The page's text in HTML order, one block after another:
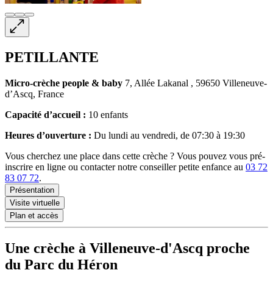
PETILLANTE
Micro-crèche people & baby 7, Allée Lakanal , 59650 Villeneuve-
d’Ascq, France
Capacité d’accueil : 10 enfants
Heures d’ouverture : Du lundi au vendredi, de 07:30 à 19:30
Vous cherchez une place dans cette crèche ? Vous pouvez vous pré-
inscrire en ligne ou contacter notre conseiller petite enfance au 03 72
83 07 72.
Présentation
Visite virtuelle
Plan et accès
Une crèche à Villeneuve-d'Ascq proche
du Parc du Héron